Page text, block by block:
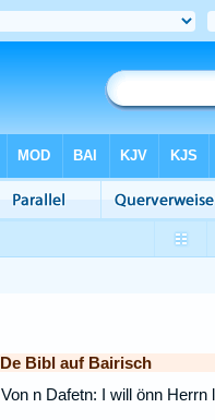
De Bibl auf Bairisch
Von n Dafetn: I will önn